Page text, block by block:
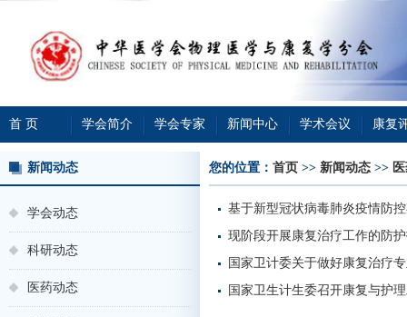
首 页 学会简介 学会专家 新闻中心 学术会议 康复
新闻动态
学会动态
科研动态
医药动态
您的位置： 首页 >> 新闻动态 >>
基于新型冠状病毒肺炎疫情防
现阶段开展康复治疗工作的防
国家卫计委关于做好康复治疗
国家卫生计生委召开康复与护